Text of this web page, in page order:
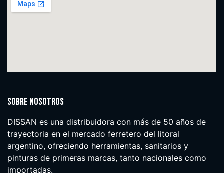
Sobre nosotros
DISSAN es una distribuidora con más de 50 años de
trayectoria en el mercado ferretero del litoral
argentino, ofreciendo herramientas, sanitarios y
pinturas de primeras marcas, tanto nacionales como
importadas.